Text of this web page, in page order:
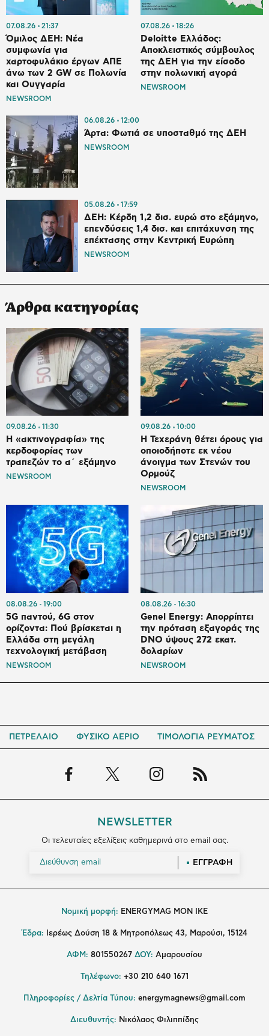
07.08.26 21:37
Όμιλος ΔΕΗ: Νέα
συμφωνία για
χαρτοφυλάκιο έργων ΑΠΕ
άνω των 2 GW σε Πολωνία
και Ουγγαρία
NEWSROOM
07.08.26 18:26
Deloitte Ελλάδος:
Αποκλειστικός σύμβουλος
της ΔΕΗ για την είσοδο
στην πολωνική αγορά
NEWSROOM
06.08.26 12:00
Άρτα: Φωτιά σε υποσταθμό της ΔΕΗ
NEWSROOM
05.08.26 17:59
ΔΕΗ: Κέρδη 1,2 δισ. ευρώ στο εξάμηνο,
επενδύσεις 1,4 δισ. και επιτάχυνση της
επέκτασης στην Κεντρική Ευρώπη
NEWSROOM
Άρθρα κατηγορίας
09.08.26 11:30
Η «ακτινογραφία» της
κερδοφορίας των
τραπεζών το α΄ εξάμηνο
NEWSROOM
09.08.26 10:00
Η Τεχεράνη θέτει όρους για
οποιοδήποτε εκ νέου
άνοιγμα των Στενών του
Ορμούζ
NEWSROOM
08.08.26 19:00
5G παντού, 6G στον
ορίζοντα: Πού βρίσκεται η
Ελλάδα στη μεγάλη
τεχνολογική μετάβαση
NEWSROOM
08.08.26 16:30
Genel Energy: Απορρίπτει
την πρόταση εξαγοράς της
DNO ύψους 272 εκατ.
δολαρίων
NEWSROOM
ΠΕΤΡΕΛΑΙΟ ΦΥΣΙΚΟ ΑΕΡΙΟ ΤΙΜΟΛΟΓΙΑ ΡΕΥΜΑΤΟΣ
NEWSLETTER
Οι τελευταίες εξελίξεις καθημερινά στο email σας.
ΕΓΓΡΑΦΗ
Νομική μορφή: ENERGYMAG MON IKE
Έδρα: Ιερέως Δούση 18 & Μητροπόλεως 43, Μαρούσι, 15124
ΑΦΜ: 801550267 ΔΟΥ: Αμαρουσίου
Τηλέφωνο: +30 210 640 1671
Πληροφορίες / Δελτία Τύπου: energymagnews@gmail.com
Διευθυντής: Νικόλαος Φιλιππίδης